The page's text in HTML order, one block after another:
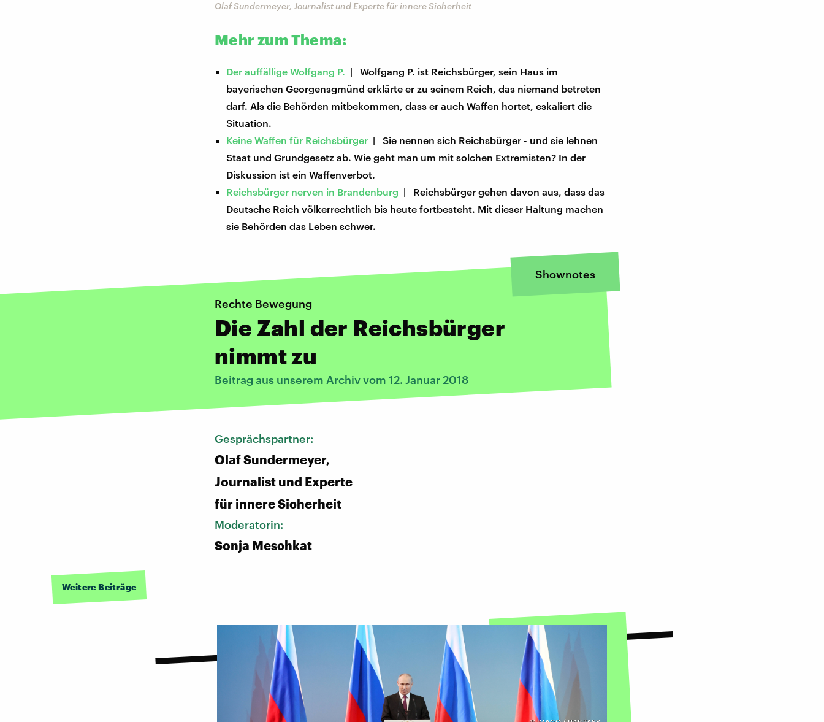
Olaf Sundermeyer, Journalist und Experte für innere Sicherheit
Mehr zum Thema:
Der auffällige Wolfgang P. | Wolfgang P. ist Reichsbürger, sein Haus im
bayerischen Georgensgmünd erklärte er zu seinem Reich, das niemand betreten
darf. Als die Behörden mitbekommen, dass er auch Waffen hortet, eskaliert die
Situation.
Keine Waffen für Reichsbürger | Sie nennen sich Reichsbürger - und sie lehnen
Staat und Grundgesetz ab. Wie geht man um mit solchen Extremisten? In der
Diskussion ist ein Waffenverbot.
Reichsbürger nerven in Brandenburg | Reichsbürger gehen davon aus, dass das
Deutsche Reich völkerrechtlich bis heute fortbesteht. Mit dieser Haltung machen
sie Behörden das Leben schwer.
Shownotes
Rechte Bewegung
Die Zahl der Reichsbürger
nimmt zu
Beitrag aus unserem Archiv vom 12. Januar 2018
Gesprächspartner:
Olaf Sundermeyer,
Journalist und Experte
für innere Sicherheit
Moderatorin:
Sonja Meschkat
Weitere Beiträge